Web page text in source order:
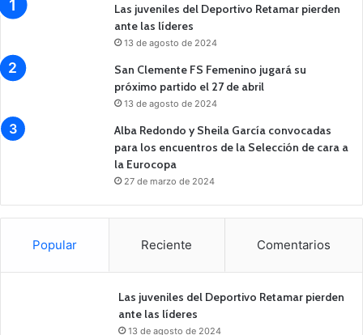
Las juveniles del Deportivo Retamar pierden
ante las líderes
13 de agosto de 2024
San Clemente FS Femenino jugará su
próximo partido el 27 de abril
13 de agosto de 2024
Alba Redondo y Sheila García convocadas
para los encuentros de la Selección de cara a
la Eurocopa
27 de marzo de 2024
Popular Reciente Comentarios
Las juveniles del Deportivo Retamar pierden
ante las líderes
13 de agosto de 2024